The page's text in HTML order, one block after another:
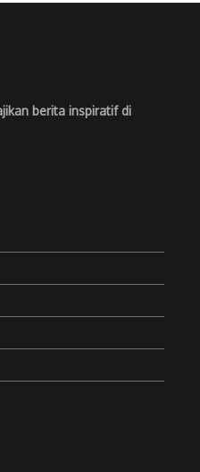
berita inspiratif di